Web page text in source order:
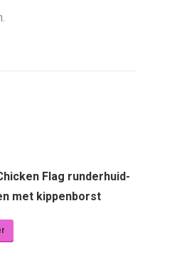
Flag runderhuid-
met kippenborst